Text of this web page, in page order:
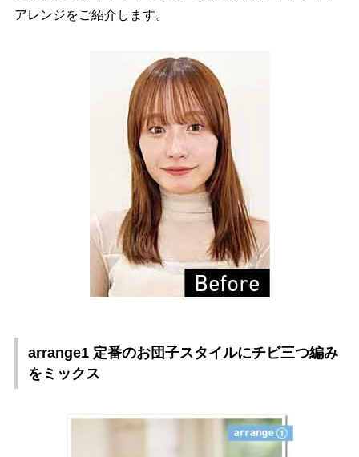
アレンジをご紹介します。
arrange1 定番のお団子スタイルにチビ三つ編み
をミックス